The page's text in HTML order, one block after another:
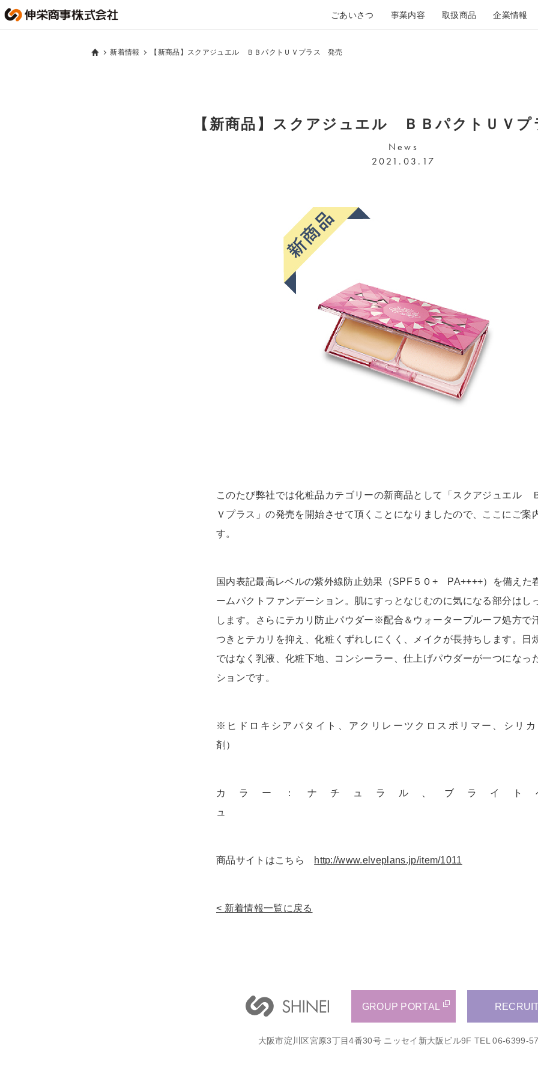
ごあいさつ 事業内容 取扱商品 企業情報
新着情報 【新商品】スクアジュエル ＢＢパクトＵＶプラス 発売
【新商品】スクアジュエル ＢＢパクトＵＶ
News
2021.03.17
このたび弊社では化粧品カテゴリーの新商品として「スクアジュエル
Ｖプラス」の発売を開始させて頂くことになりましたので、ここにご案
す。
国内表記最高レベルの紫外線防止効果（SPF５０+ PA++++）を備えた
ームパクトファンデーション。肌にすっとなじむのに気になる部分はし
します。さらにテカリ防止パウダー※配合＆ウォータープルーフ処方で
つきとテカリを抑え、化粧くずれしにくく、メイクが長持ちします。日
ではなく乳液、化粧下地、コンシーラー、仕上げパウダーが一つになっ
ションです。
※ヒドロキシアパタイト、アクリレーツクロスポリマー、シリカ
剤）
カラー：ナチュラル、ブライト
ュ
商品サイトはこちら http://www.elveplans.jp/item/1011
新着情報一覧に戻る
GROUP PORTAL
大阪市淀川区宮原3丁目4番30号 ニッセイ新大阪ビル9FTEL 06-6399-